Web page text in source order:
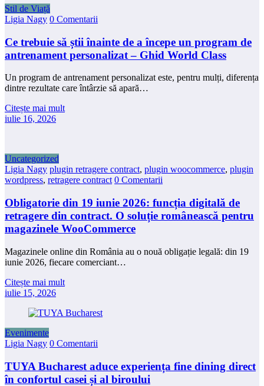
Stil de Viață
Ligia Nagy 0 Comentarii
Ce trebuie să știi înainte de a începe un program de
antrenament personalizat – Ghid World Class
Un program de antrenament personalizat este, pentru mulți, diferența
dintre rezultate care întârzie să apară…
Citește mai mult
iulie 16, 2026
Uncategorized
Ligia Nagy plugin retragere contract, plugin woocommerce, plugin
wordpress, retragere contract 0 Comentarii
Obligatorie din 19 iunie 2026: funcția digitală de
retragere din contract. O soluție românească pentru
magazinele WooCommerce
Magazinele online din România au o nouă obligație legală: din 19
iunie 2026, fiecare comerciant…
Citește mai mult
iulie 15, 2026
Evenimente
Ligia Nagy 0 Comentarii
TUYA Bucharest aduce experiența fine dining direct
în confortul casei și al biroului